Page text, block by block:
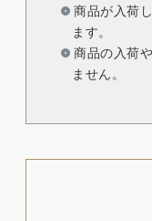
商品が入荷
ます。
商品の入荷
ません。